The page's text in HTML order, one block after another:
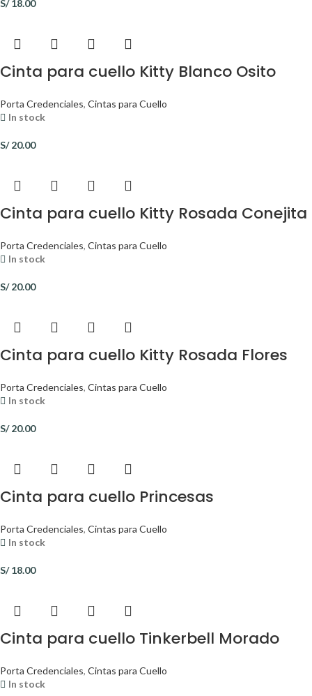
S/18.00
Cinta para cuello Kitty Blanco Osito
Porta Credenciales, Cintas para Cuello
In stock
S/20.00
Cinta para cuello Kitty Rosada Conejita
Porta Credenciales, Cintas para Cuello
In stock
S/20.00
Cinta para cuello Kitty Rosada Flores
Porta Credenciales, Cintas para Cuello
In stock
S/20.00
Cinta para cuello Princesas
Porta Credenciales, Cintas para Cuello
In stock
S/18.00
Cinta para cuello Tinkerbell Morado
Porta Credenciales, Cintas para Cuello
In stock